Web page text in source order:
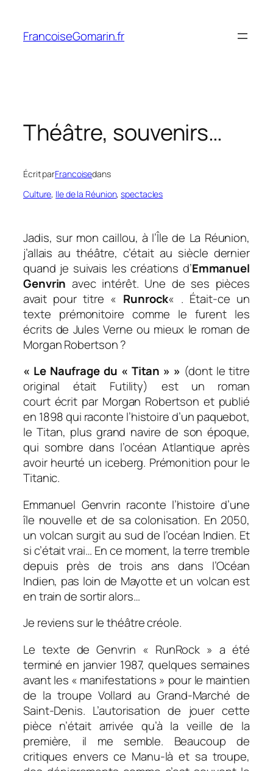
contenu
FrancoiseGomarin.fr
Théâtre, souvenirs…
Écrit parFrancoisedans
Culture, Ile de la Réunion, spectacles
Jadis, sur mon caillou, à l’Île de La Réunion,
j’allais au théâtre, c’était au siècle dernier
quand je suivais les créations d’Emmanuel
Genvrin avec intérêt. Une de ses pièces
avait pour titre « Runrock« . Était-ce un
texte prémonitoire comme le furent les
écrits de Jules Verne ou mieux le roman de
Morgan Robertson ?
« Le Naufrage du « Titan » » (dont le titre
original était Futility) est un roman
court écrit par Morgan Robertson et publié
en 1898 qui raconte l’histoire d’un paquebot,
leTitan, plus grand navire de son époque,
qui sombre dans l’océan Atlantique après
avoir heurté un iceberg. Prémonition pour le
Titanic.
Emmanuel Genvrin raconte l’histoire d’une
île nouvelle et de sa colonisation. En 2050,
un volcan surgit au sud de l’océan Indien. Et
si c’était vrai… En ce moment, la terre tremble
depuis près de trois ans dans l’Océan
Indien, pas loin de Mayotte et un volcan est
en train de sortir alors…
Je reviens sur le théâtre créole.
Le texte de Genvrin « RunRock » a été
terminé en janvier 1987, quelques semaines
avant les « manifestations » pour le maintien
de la troupe Vollard au Grand-Marché de
Saint-Denis. L’autorisation de jouer cette
pièce n’était arrivée qu’à la veille de la
première, il me semble. Beaucoup de
critiques envers ce Manu-là et sa troupe,